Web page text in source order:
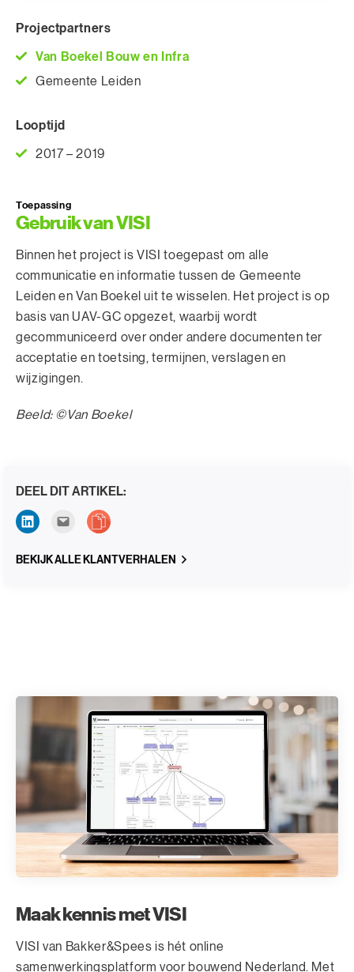
Projectpartners
Van Boekel Bouw en Infra
Gemeente Leiden
Looptijd
2017 – 2019
Toepassing
Gebruik van VISI
Binnen het project is VISI toegepast om alle
communicatie en informatie tussen de Gemeente
Leiden en Van Boekel uit te wisselen. Het project is op
basis van UAV-GC opgezet, waarbij wordt
gecommuniceerd over onder andere documenten ter
acceptatie en toetsing, termijnen, verslagen en
wijzigingen.
Beeld: ©Van Boekel
DEEL DIT ARTIKEL:
BEKIJK ALLE KLANTVERHALEN
Maak kennis met VISI
VISI van Bakker&Spees is hét online
samenwerkingsplatform voor bouwend Nederland. Met